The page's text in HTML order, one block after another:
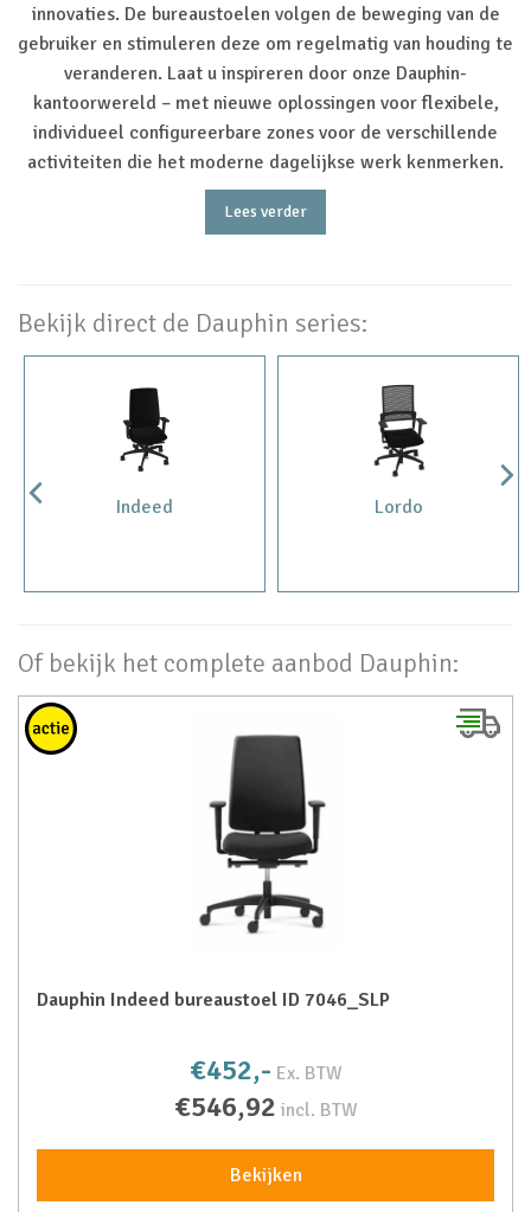
innovaties. De bureaustoelen volgen de beweging van de
gebruiker en stimuleren deze om regelmatig van houding te
veranderen. Laat u inspireren door onze Dauphin-
kantoorwereld – met nieuwe oplossingen voor flexibele,
individueel configureerbare zones voor de verschillende
activiteiten die het moderne dagelijkse werk kenmerken.
Lees verder
Bekijk direct de Dauphin series:
Lordo Shape
Of bekijk het complete aanbod Dauphin:
Dauphin Indeed bureaustoel ID 7046_SLP
€452,- Ex. BTW
€546,92 incl. BTW
Bekijken